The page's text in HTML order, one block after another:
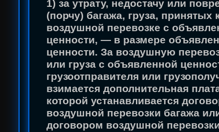
1) за утрату, недостачу или
(порчу) багажа, груза, принятых
воздушной перевозке с
ценности, — в размере
ценности. За воздушную
или груза с объявленной
грузоотправителя или
взимается дополнительная
которой устанавливается
воздушной перевозки багажа
договором воздушной